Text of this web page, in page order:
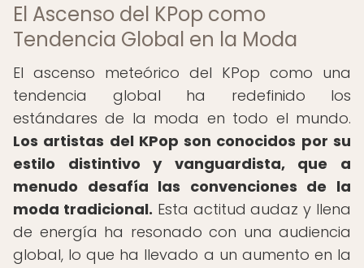
El Ascenso del KPop como
Tendencia Global en la Moda
El ascenso meteórico del KPop como una
tendencia global ha redefinido los
estándares de la moda en todo el mundo.
Los artistas del KPop son conocidos por su
estilo distintivo y vanguardista, que a
menudo desafía las convenciones de la
moda tradicional. Esta actitud audaz y llena
de energía ha resonado con una audiencia
global, lo que ha llevado a un aumento en la